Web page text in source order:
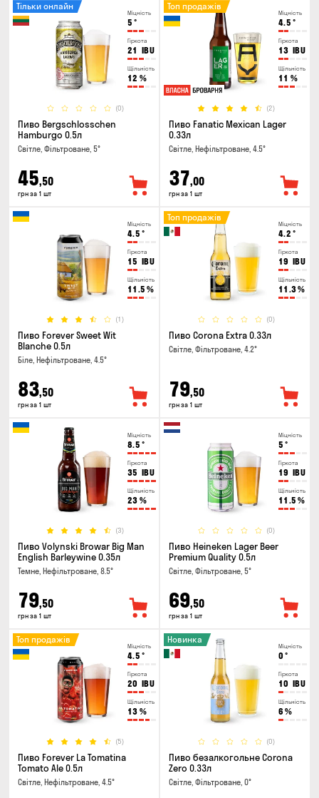
Міцність
5 °
Гіркота
21 IBU
Щільність
12 %
(0)
Тільки онлайн
Пиво Bergschlosschen
Hamburgo 0.5л
Світле, Фільтроване, 5°
45,50
грн за 1 шт
Міцність
4.5 °
Гіркота
13 IBU
Щільність
11 %
(2)
Топ продажів
Пиво Fanatic Mexican Lager
0.33л
Світле, Нефільтроване, 4.5°
37,00
грн за 1 шт
Міцність
4.5 °
Гіркота
15 IBU
Щільність
11.5 %
(1)
Пиво Forever Sweet Wit
Blanche 0.5л
Біле, Нефільтроване, 4.5°
83,50
грн за 1 шт
Міцність
4.2 °
Гіркота
19 IBU
Щільність
11.3%
(0)
Топ продажів
Пиво Corona Extra 0.33л
Світле, Фільтроване, 4.2°
79,50
грн за 1 шт
Міцність
8.5 °
Гіркота
35 IBU
Щільність
23 %
(3)
Пиво Volynski Browar Big Man
English Barleywine 0.35л
Темне, Нефільтроване, 8.5°
79,50
грн за 1 шт
Міцність
5 °
Гіркота
19 IBU
Щільність
11.5 %
(0)
Пиво Heineken Lager Beer
Premium Quality 0.5л
Світле, Фільтроване, 5°
69,50
грн за 1 шт
Міцність
4.5 °
Гіркота
20 IBU
Щільність
13 %
(5)
Топ продажів
Пиво Forever La Tomatina
Tomato Ale 0.5л
Світле, Нефільтроване, 4.5°
Міцність
0 °
Гіркота
10 IBU
Щільність
6 %
(0)
Новинка
Пиво безалкогольне Corona
Zero 0.33л
Світле, Фільтроване, 0°